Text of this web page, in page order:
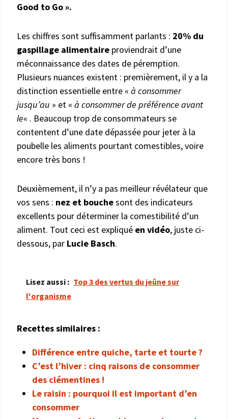
Good to Go ».
Les chiffres sont suffisamment parlants : 20% du
gaspillage alimentaire proviendrait d’une
méconnaissance des dates de péremption.
Plusieurs nuances existent : premièrement, il y a la
distinction essentielle entre « à consommer
jusqu’au » et « à consommer de préférence avant
le« . Beaucoup trop de consommateurs se
contentent d’une date dépassée pour jeter à la
poubelle les aliments pourtant comestibles, voire
encore très bons !
Deuxièmement, il n’y a pas meilleur révélateur que
vos sens : nez et bouchesont des indicateurs
excellents pour déterminer la comestibilité d’un
aliment. Tout ceci est expliqué en vidéo, juste ci-
dessous, par Lucie Basch.
Lisez aussi : Top 3 des vertus du jeûne sur
l'organisme
Recettes similaires :
Différence entre quiche, tarte et tourte ?
C’est l’hiver : cinq raisons de consommer
des clémentines !
Le raisin : pourquoi il est important d’en
consommer